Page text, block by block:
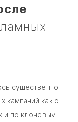
существенно
кампаний как с
и по ключевым